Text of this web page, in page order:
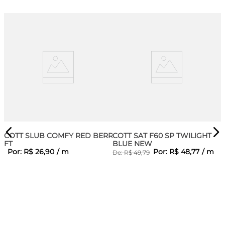
COTT SLUB COMFY RED BERRY
FT
Por: R$ 26,90 / m
COTT SAT F60 SP TWILIGHT
BLUE NEW
De:R$ 49,79 Por: R$ 48,77 / m